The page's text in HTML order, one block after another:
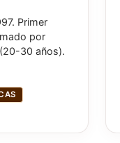
Primer
por
30 años).